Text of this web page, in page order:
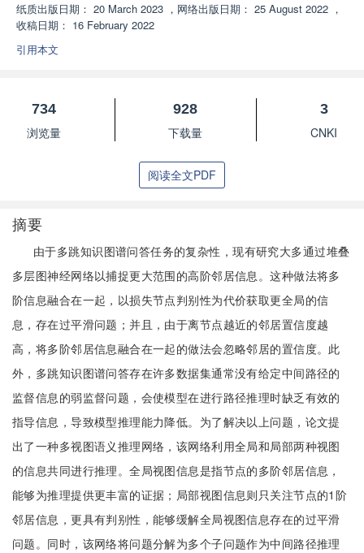
纸质出版日期： 20 March 2023 ， 网络出版日期： 25 August 2022 ，
收稿日期： 16 February 2022
引用本文
734
浏览量
928
下载量
3
CNKI
阅读全文PDF
摘要
由于多跳知识图谱问答任务的复杂性，现有研究大多通过堆叠
多层图神经网络以捕捉更大范围的高阶邻居信息。这种做法将多
阶信息融合在一起，以损失节点判别性为代价获取更全局的信
息，存在过平滑问题；并且，由于离节点越近的邻居置信度越
高，将多阶邻居信息融合在一起的做法会忽略邻居的置信度。此
外，多跳知识图谱问答存在许多数据集通常没有给定中间路径的
监督信息的弱监督问题，会使模型在进行路径推理时缺乏有效的
指导信息，导致模型推理能力降低。为了解决以上问题，论文提
出了一种多视图语义推理网络，该网络利用全局和局部两种视图
的信息共同进行推理。全局视图信息是指节点的多阶邻居信息，
能够为推理提供更丰富的证据；局部视图信息则只关注节点的1阶
邻居信息，更具有判别性，能够缓解全局视图信息存在的过平滑
问题。同时，该网络将问题分解为多个子问题作为中间路径推理